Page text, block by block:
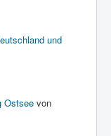
und
Ostsee von